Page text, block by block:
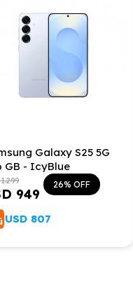
Galaxy S25 5G
GB - IcyBlue
949
1.299 26
USD 807